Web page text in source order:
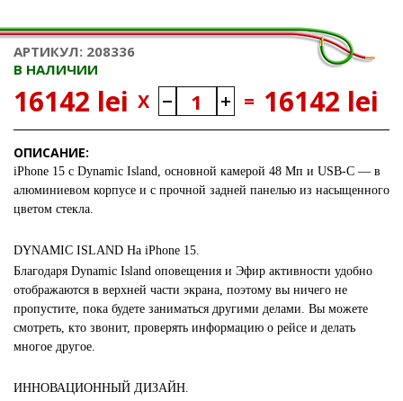
АРТИКУЛ: 208336
В НАЛИЧИИ
16142 lei X = 16142 lei
ОПИСАНИЕ:
iPhone 15 с Dynamic Island, основной камерой 48 Мп и USB-C — в
алюминиевом корпусе и с прочной задней панелью из насыщенного
цветом стекла.
DYNAMIC ISLAND На iPhone 15.
Благодаря Dynamic Island оповещения и Эфир активности удобно
отображаются в верхней части экрана, поэтому вы ничего не
пропустите, пока будете заниматься другими делами. Вы можете
смотреть, кто звонит, проверять информацию о рейсе и делать
многое другое.
ИННОВАЦИОННЫЙ ДИЗАЙН.